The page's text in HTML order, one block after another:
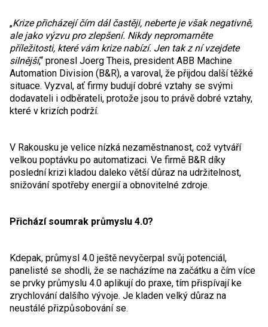
„Krize přicházejí čím dál častěji, neberte je však negativně,
ale jako výzvu pro zlepšení. Nikdy nepromarněte
příležitosti, které vám krize nabízí. Jen tak z ní vzejdete
silnější,“ pronesl Joerg Theis, president ABB Machine
Automation Division (B&R), a varoval, že přijdou další těžké
situace. Vyzval, ať firmy budují dobré vztahy se svými
dodavateli i odběrateli, protože jsou to právě dobré vztahy,
které v krizích podrží.
V Rakousku je velice nízká nezaměstnanost, což vytváří
velkou poptávku po automatizaci. Ve firmě B&R díky
poslední krizi kladou daleko větší důraz na udržitelnost,
snižování spotřeby energií a obnovitelné zdroje.
Přichází soumrak průmyslu 4.0?
Kdepak, průmysl 4.0 ještě nevyčerpal svůj potenciál,
panelisté se shodli, že se nacházíme na začátku a čím více
se prvky průmyslu 4.0 aplikují do praxe, tím přispívají ke
zrychlování dalšího vývoje. Je kladen velký důraz na
neustálé přizpůsobování se.